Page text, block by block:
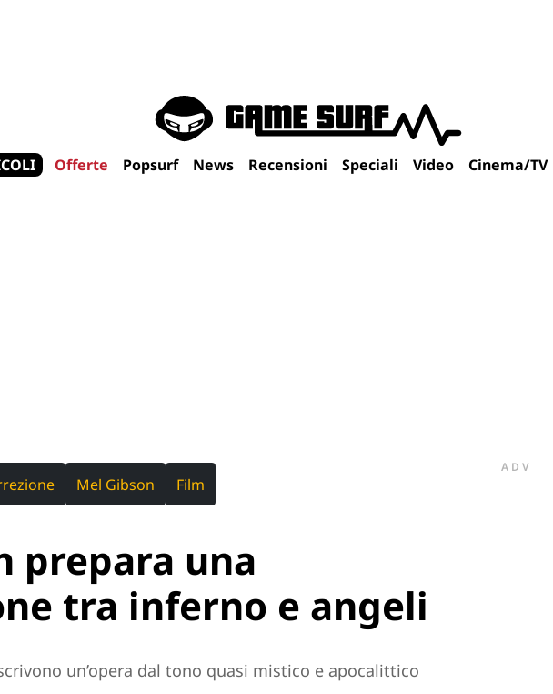
Offerte Popsurf News Recensioni Speciali Video Cinema/TV
Mel Gibson Film
prepara una
tra inferno e angeli
un’opera dal tono quasi mistico e apocalittico
ADV